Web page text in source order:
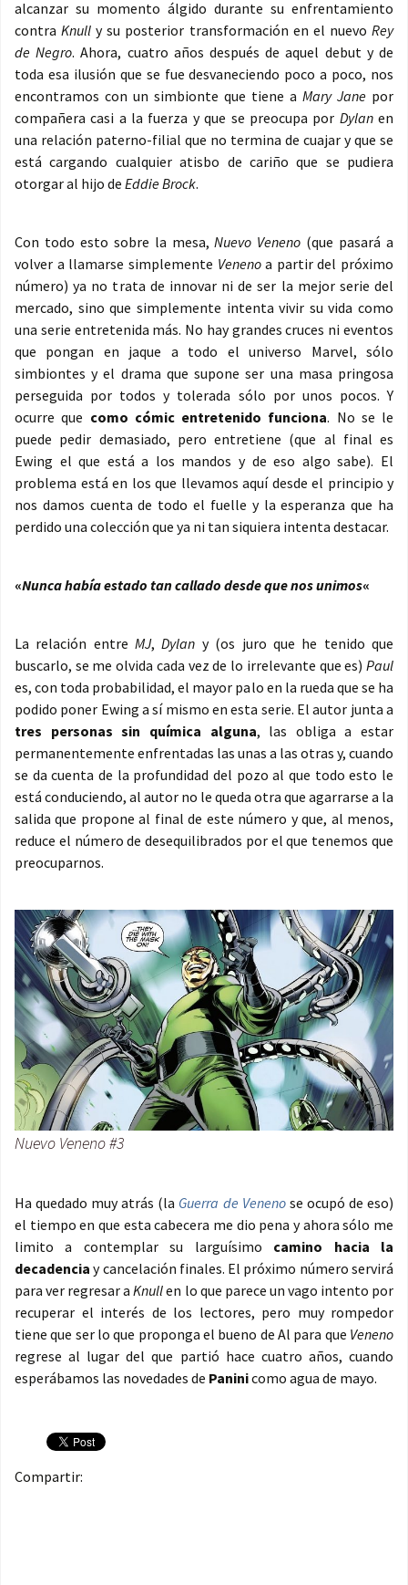
alcanzar su momento álgido durante su enfrentamiento
contraKnull y su posterior transformación en el nuevoRey
de Negro. Ahora, cuatro años después de aquel debut y de
toda esa ilusión que se fue desvaneciendo poco a poco, nos
encontramos con un simbionte que tiene a Mary Jane por
compañera casi a la fuerza y que se preocupa por Dylanen
una relación paterno-filial que no termina de cuajar y que se
está cargando cualquier atisbo de cariño que se pudiera
otorgar al hijo de Eddie Brock.
Con todo esto sobre la mesa,Nuevo Veneno (que pasará a
volver a llamarse simplemente Venenoa partir del próximo
número) ya no trata de innovar ni de ser la mejor serie del
mercado, sino que simplemente intenta vivir su vida como
una serie entretenida más. No hay grandes cruces ni eventos
que pongan en jaque a todo el universo Marvel, sólo
simbiontes y el drama que supone ser una masa pringosa
perseguida por todos y tolerada sólo por unos pocos. Y
ocurre que como cómic entretenido funciona. No se le
puede pedir demasiado, pero entretiene (que al final es
Ewing el que está a los mandos y de eso algo sabe). El
problema está en los que llevamos aquí desde el principio y
nos damos cuenta de todo el fuelle y la esperanza que ha
perdido una colección que ya ni tan siquiera intenta destacar.
«Nunca había estado tan callado desde que nos unimos«
La relación entreMJ,Dylan y (os juro que he tenido que
buscarlo, se me olvida cada vez de lo irrelevante que es) Paul
es, con toda probabilidad, el mayor palo en la rueda que se ha
podido poner Ewing a sí mismo en esta serie. El autor junta a
tres personas sin química alguna, las obliga a estar
permanentemente enfrentadas las unas a las otras y, cuando
se da cuenta de la profundidad del pozo al que todo esto le
está conduciendo, al autor no le queda otra que agarrarse a la
salida que propone al final de este número y que, al menos,
reduce el número de desequilibrados por el que tenemos que
preocuparnos.
Nuevo Veneno #3
Ha quedado muy atrás (la Guerra de Venenose ocupó de eso)
el tiempo en que esta cabecera me dio pena y ahora sólo me
limito a contemplar su larguísimo camino hacia la
decadencia y cancelación finales. El próximo número servirá
para ver regresar aKnullen lo que parece un vago intento por
recuperar el interés de los lectores, pero muy rompedor
tiene que ser lo que proponga el bueno de Al para que Veneno
regrese al lugar del que partió hace cuatro años, cuando
esperábamos las novedades de Paninicomo agua de mayo.
Compartir: